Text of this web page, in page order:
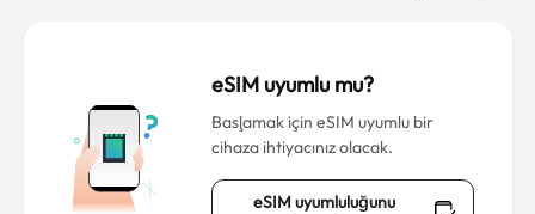
eSIM uyumlu mu?
Başlamak için eSIM uyumlu bir
cihaza ihtiyacınız olacak.
eSIM uyumluluğunu